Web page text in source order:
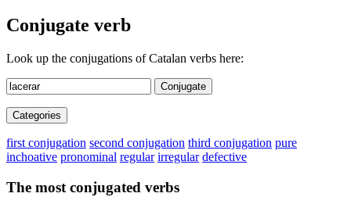
Conjugate verb
Look up the conjugations of Catalan verbs here:
Conjugate
Categories
first conjugation second conjugation third conjugation pure
inchoative pronominal regular irregular defective
The most conjugated verbs